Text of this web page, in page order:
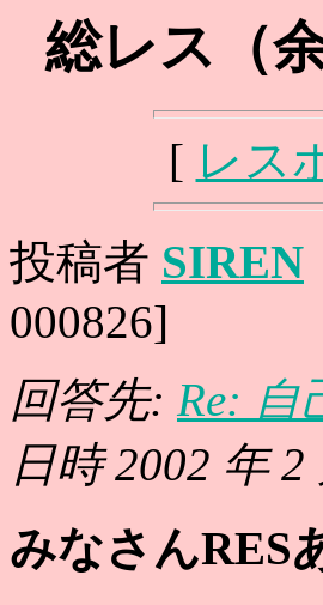
総レス（
[ レス
投稿者 SIREN
000826]
回答先: Re: 自
日時 2002 年
みなさんRES